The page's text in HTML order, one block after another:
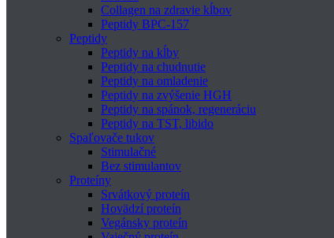
Collagen na zdravie kĺbov
Peptidy BPC-157
Peptidy
Peptidy na kĺby
Peptidy na chudnutie
Peptidy na omladenie
Peptidy na zvýšenie HGH
Peptidy na spánok, regeneráciu
Peptidy na TST, libido
Spaľovače tukov
Stimulačné
Bez stimulantov
Proteíny
Srvátkový proteín
Hovädzí proteín
Vegánsky proteín